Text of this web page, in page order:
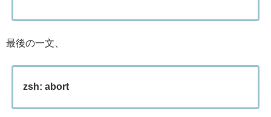
最後の一文、
zsh: abort